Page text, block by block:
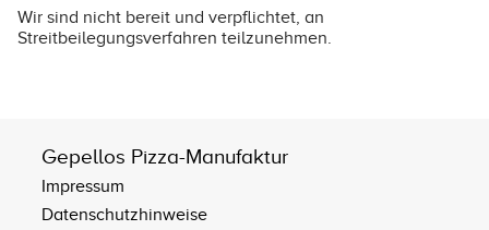
Wir sind nicht bereit und verpflichtet, an
Streitbeilegungsverfahren teilzunehmen.
Gepellos Pizza-Manufaktur
Impressum
Datenschutzhinweise